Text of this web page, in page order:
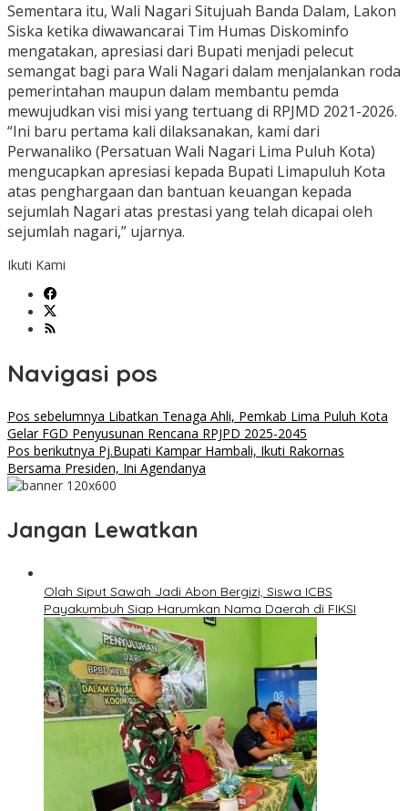
Sementara itu, Wali Nagari Situjuah Banda Dalam, Lakon
Siska ketika diwawancarai Tim Humas Diskominfo
mengatakan, apresiasi dari Bupati menjadi pelecut
semangat bagi para Wali Nagari dalam menjalankan roda
pemerintahan maupun dalam membantu pemda
mewujudkan visi misi yang tertuang di RPJMD 2021-2026.
“Ini baru pertama kali dilaksanakan, kami dari
Perwanaliko (Persatuan Wali Nagari Lima Puluh Kota)
mengucapkan apresiasi kepada Bupati Limapuluh Kota
atas penghargaan dan bantuan keuangan kepada
sejumlah Nagari atas prestasi yang telah dicapai oleh
sejumlah nagari,” ujarnya.
Ikuti Kami
Navigasi pos
Pos sebelumnya Libatkan Tenaga Ahli, Pemkab Lima Puluh Kota
Gelar FGD Penyusunan Rencana RPJPD 2025-2045
Pos berikutnya Pj.Bupati Kampar Hambali, Ikuti Rakornas
Bersama Presiden, Ini Agendanya
Jangan Lewatkan
Olah Siput Sawah Jadi Abon Bergizi, Siswa ICBS
Payakumbuh Siap Harumkan Nama Daerah di FIKSI